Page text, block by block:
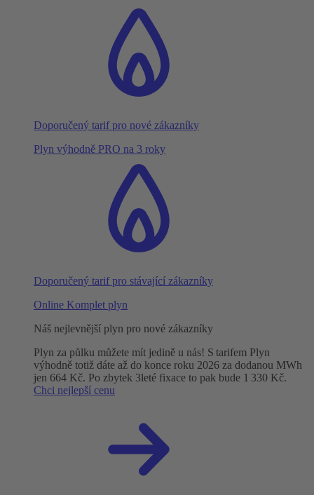
Doporučený tarif pro nové zákazníky
Plyn výhodně PRO na 3 roky
Doporučený tarif pro stávající zákazníky
Online Komplet plyn
Náš nejlevnější plyn pro nové zákazníky
Plyn za půlku můžete mít jedině u nás! S tarifem Plyn
výhodně totiž dáte až do konce roku 2026 za dodanou MWh
jen 664 Kč. Po zbytek 3leté fixace to pak bude 1 330 Kč.
Chci nejlepší cenu